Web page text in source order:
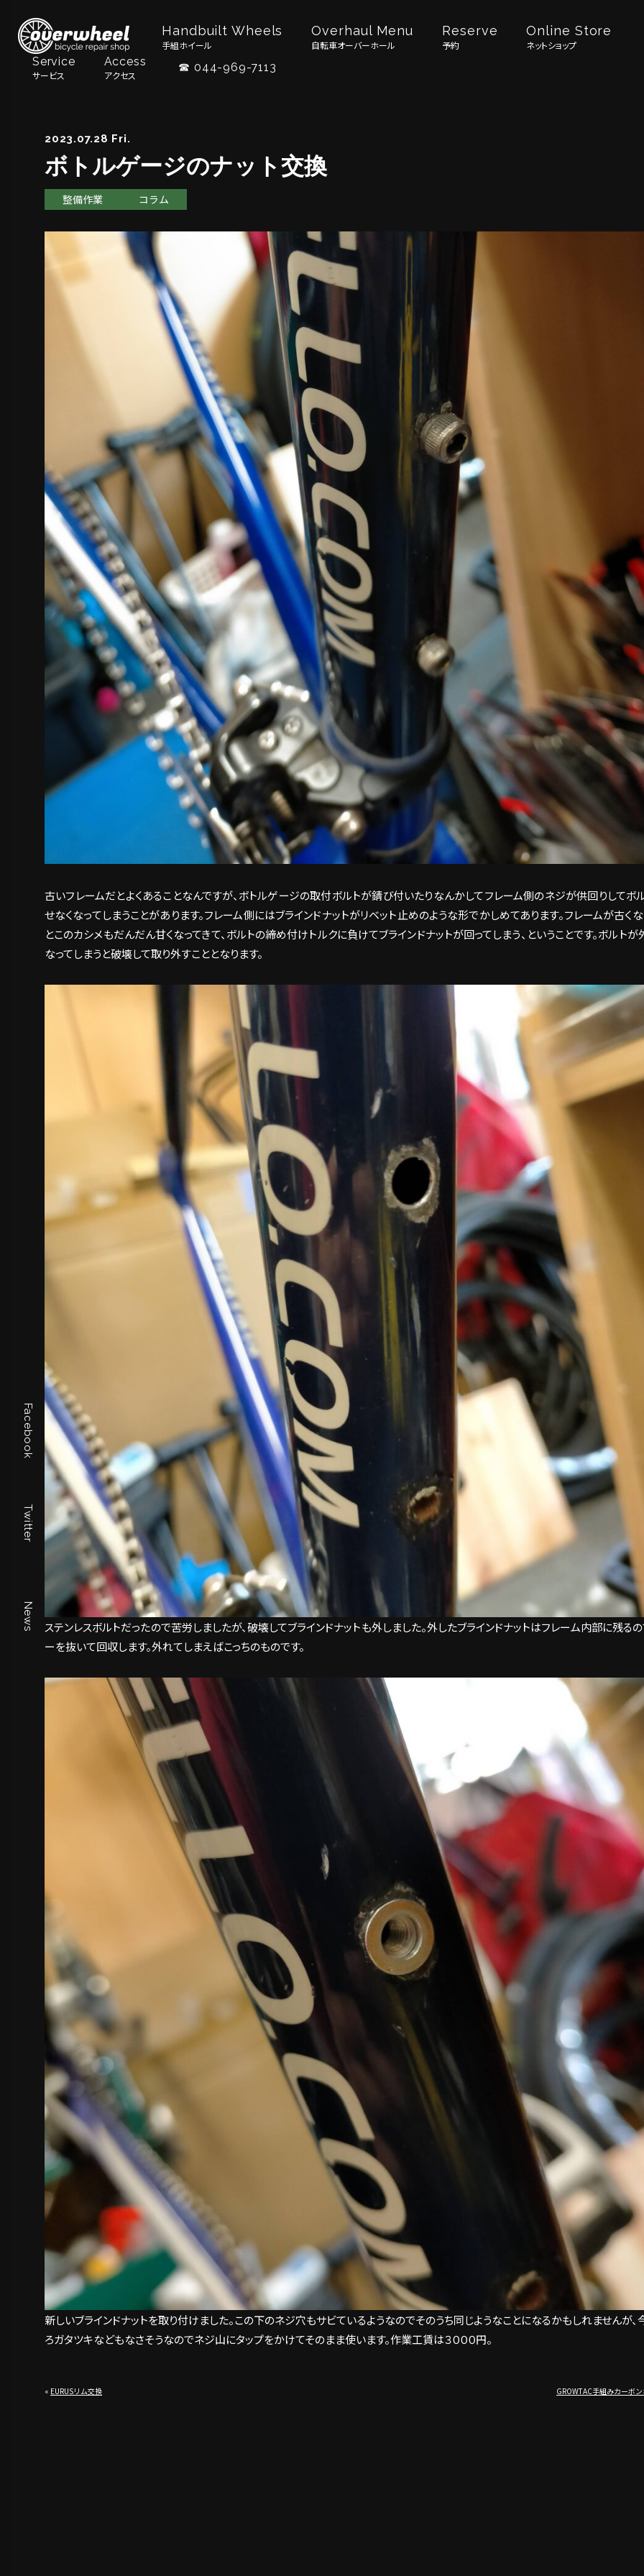
Handbuilt Wheels
手組ホイール
Overhaul Menu
自転車オーバーホール
Reserve
予約
Online Store
ネットショップ
Service
サービス
Access
アクセス
☎ 044-969-7113
Facebook
Twitter
News
2023.07.28 Fri.
ボトルゲージのナット交換
整備作業 コラム
古いフレームだとよくあることなんですが、ボトルゲージの取付ボルトが錆び付いたりなんかしてフレーム側のネジが供回りしてボ
せなくなってしまうことがあります。フレーム側にはブラインドナットがリベット止めのような形でかしめてあります。フレームが古くな
とこのカシメもだんだん甘くなってきて、ボルトの締め付けトルクに負けてブラインドナットが回ってしまう、ということです。ボルトが
なってしまうと破壊して取り外すこととなります。
ステンレスボルトだったので苦労しましたが、破壊してブラインドナットも外しました。外したブラインドナットはフレーム内部に残るの
ーを抜いて回収します。外れてしまえばこっちのものです。
新しいブラインドナットを取り付けました。この下のネジ穴もサビているようなのでそのうち同じようなことになるかもしれませんが、
ろガタツキなどもなさそうなのでネジ山にタップをかけてそのまま使います。作業工賃は３０００円。
« EURUSリム交換 GROWTAC手組みカーボ